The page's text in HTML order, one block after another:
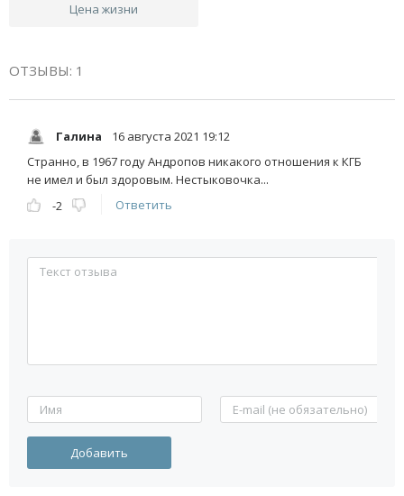
Цена жизни
ОТЗЫВЫ: 1
Галина
16 августа 2021 19:12
Странно, в 1967 году Андропов никакого отношения к КГБ
не имел и был здоровым. Нестыковочка...
-2
Ответить